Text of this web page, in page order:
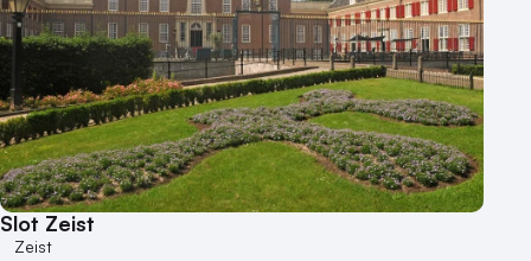
Slot Zeist
Zeist